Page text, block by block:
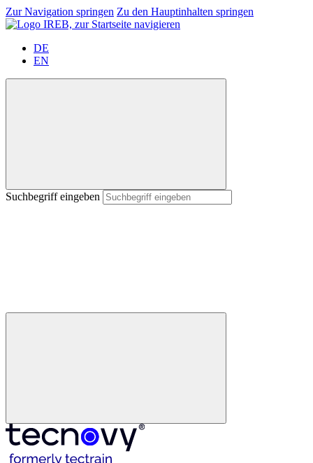
Zur Navigation springen Zu den Hauptinhalten springen
DE
EN
Suchbegriff eingeben